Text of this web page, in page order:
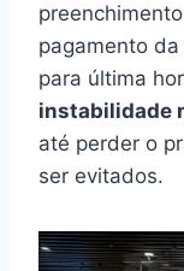
pagamento
para última
instabilidade
até perder o
ser evitados.